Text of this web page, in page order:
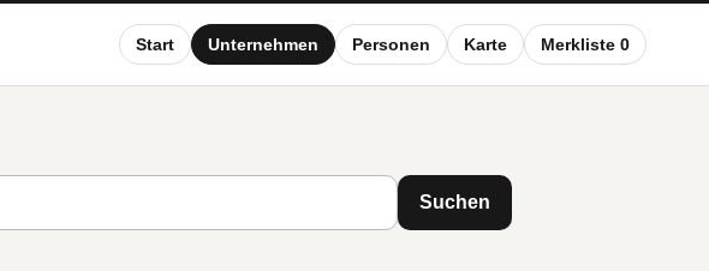
Start Unternehmen Personen Karte Merkliste 0
Suchen